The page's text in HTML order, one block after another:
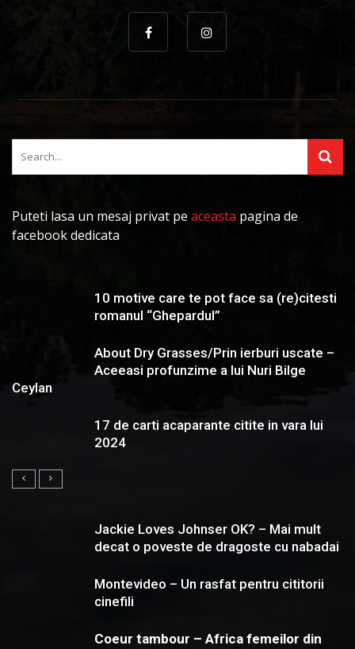
Puteti lasa un mesaj privat peaceasta pagina de
facebook dedicata
10 motive care te pot face sa (re)citesti
romanul “Ghepardul”
About Dry Grasses/Prin ierburi uscate –
Aceeasi profunzime a lui Nuri Bilge
Ceylan
17 de carti acaparante citite in vara lui
2024
Jackie Loves Johnser OK? – Mai mult
decat o poveste de dragoste cu nabadai
Montevideo – Un rasfat pentru cititorii
cinefili
Coeur tambour – Africa femeilor din